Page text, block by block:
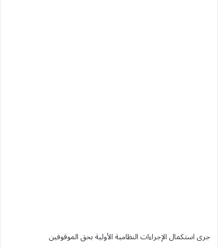
جرى استكمال الإجراءات النظامية الأولية بحق الموقوفين